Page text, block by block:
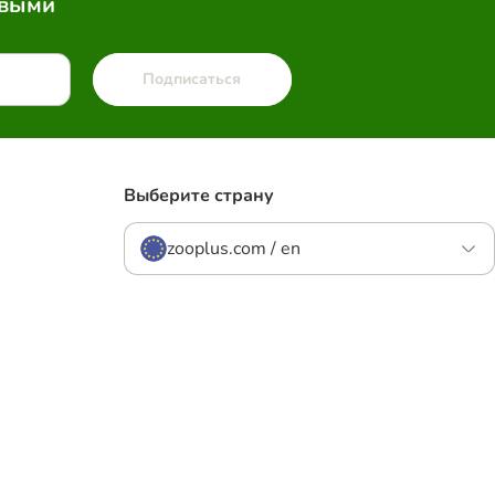
Подписаться
Выберите страну
zooplus.com / en